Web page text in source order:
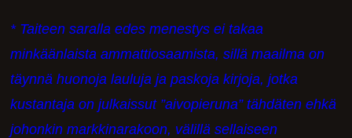
* Taiteen saralla edes menestys ei takaa
minkäänlaista ammattiosaamista, sillä maailma on
täynnä huonoja lauluja ja paskoja kirjoja, jotka
kustantaja on julkaissut ”aivopieruna” tähdäten ehkä
johonkin markkinarakoon, välillä sellaiseen